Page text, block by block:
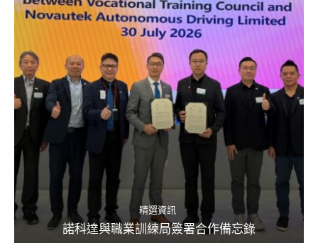
精選資訊
諾科達與職業訓練局簽署合作備忘錄